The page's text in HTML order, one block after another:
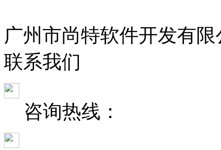
广州市尚特软件开发有限
联系我们
咨询热线：